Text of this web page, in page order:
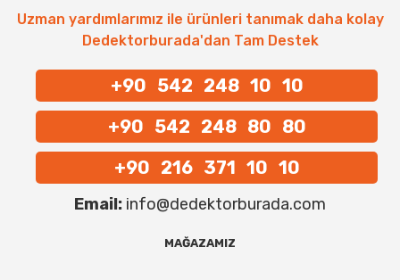
Uzman yardımlarımız ile ürünleri tanımak daha kolay
Dedektorburada'dan Tam Destek
+90 542 248 10 10
+90 542 248 80 80
+90 216 371 10 10
Email: info@dedektorburada.com
MAĞAZAMIZ